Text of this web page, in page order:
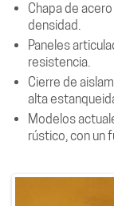
Chapa de
densidad.
Paneles
resistencia.
Cierre de
alta
Modelos
rústico, con un